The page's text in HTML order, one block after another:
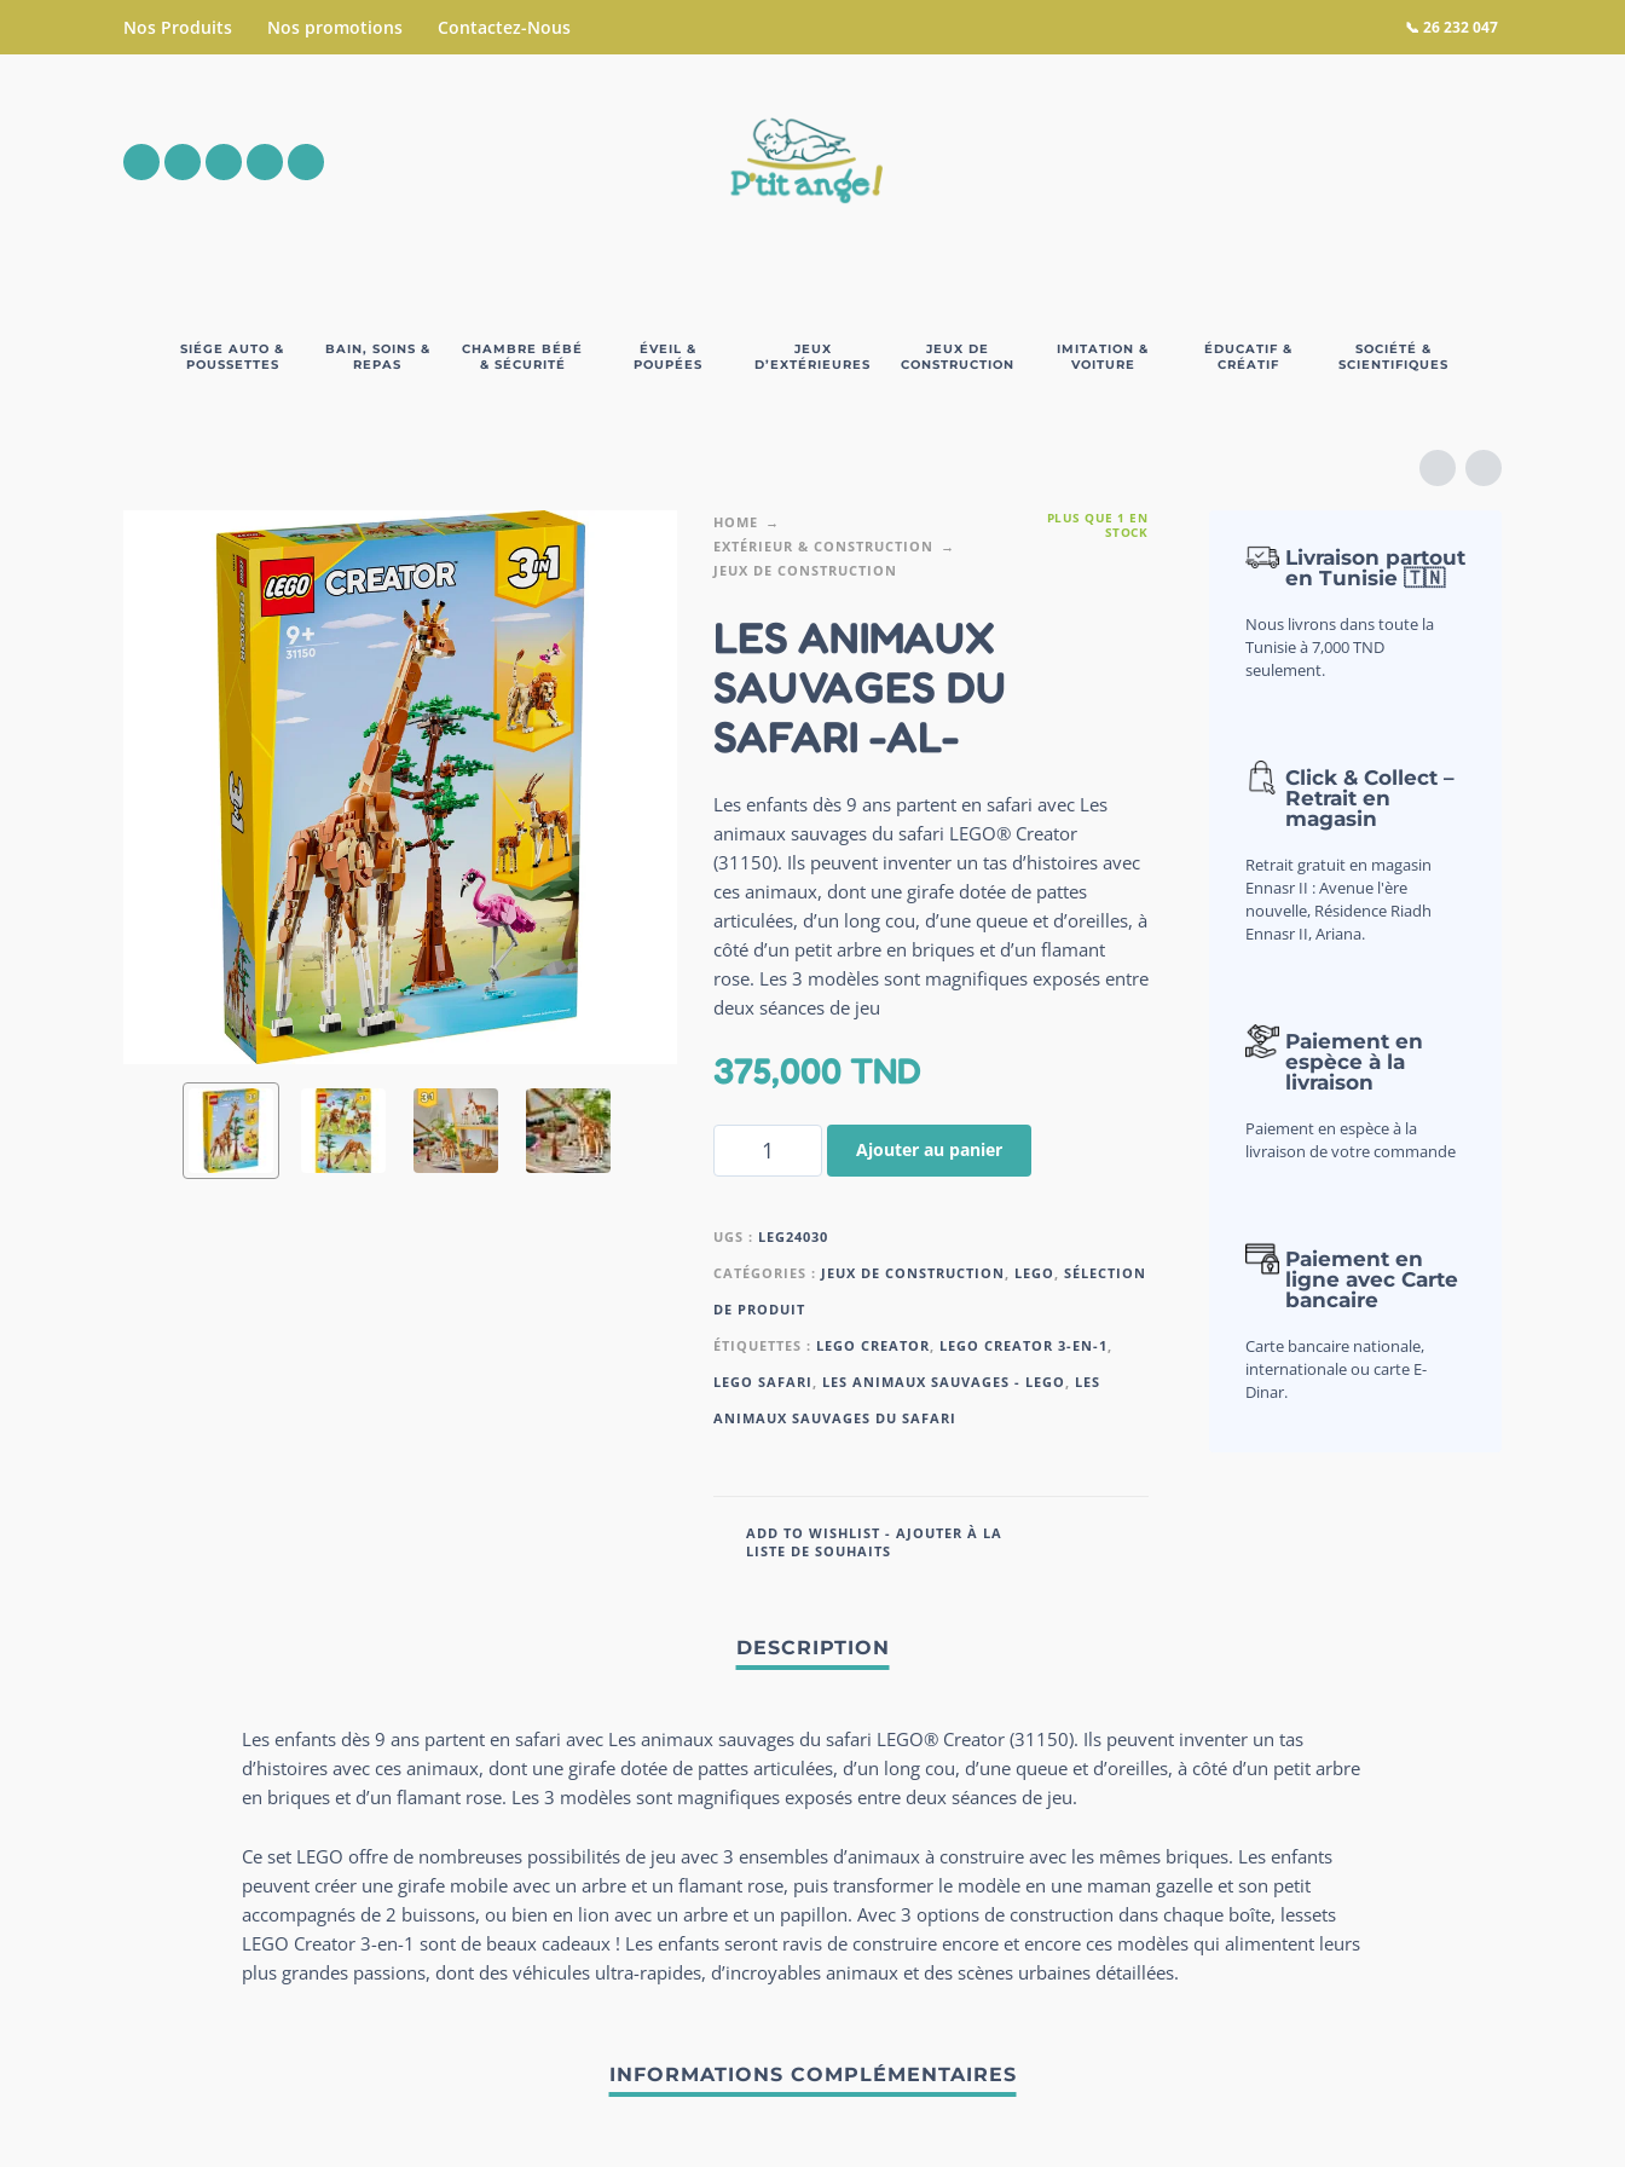
Nos Produits Nos promotions Contactez-Nous 📞 26 232 047
SIÉGE AUTO &
POUSSETTES
BAIN, SOINS &
REPAS
CHAMBRE BÉBÉ
& SÉCURITÉ
ÉVEIL &
POUPÉES
JEUX
D’EXTÉRIEURES
JEUX DE
CONSTRUCTION
IMITATION &
VOITURE
ÉDUCATIF &
CRÉATIF
SOCIÉTÉ &
SCIENTIFIQUES
HOME
EXTÉRIEUR & CONSTRUCTION
JEUX DE CONSTRUCTION
PLUS QUE 1 EN
STOCK
LES ANIMAUX
SAUVAGES DU
SAFARI -AL-
Les enfants dès 9 ans partent en safari avec Les
animaux sauvages du safari LEGO® Creator
(31150). Ils peuvent inventer un tas d’histoires avec
ces animaux, dont une girafe dotée de pattes
articulées, d’un long cou, d’une queue et d’oreilles, à
côté d’un petit arbre en briques et d’un flamant
rose. Les 3 modèles sont magnifiques exposés entre
deux séances de jeu
375,000TND
Ajouter au panier
UGS : LEG24030
CATÉGORIES : JEUX DE CONSTRUCTION , LEGO , SÉLECTION
DE PRODUIT
ÉTIQUETTES : LEGO CREATOR, LEGO CREATOR 3-EN-1 ,
LEGO SAFARI , LES ANIMAUX SAUVAGES - LEGO , LES
ANIMAUX SAUVAGES DU SAFARI
ADD TO WISHLIST - AJOUTER À LA
LISTE DE SOUHAITS
Livraison partout
en Tunisie 🇹🇳
Nous livrons dans toute la
Tunisie à 7,000 TND
seulement.
Click & Collect –
Retrait en
magasin
Retrait gratuit en magasin
Ennasr II : Avenue l'ère
nouvelle, Résidence Riadh
Ennasr II, Ariana.
Paiement en
espèce à la
livraison
Paiement en espèce à la
livraison de votre commande
Paiement en
ligne avec Carte
bancaire
Carte bancaire nationale,
internationale ou carte E-
Dinar.
Les enfants dès 9 ans partent en safari avec Les animaux sauvages du safari LEGO® Creator (31150). Ils peuvent inventer un tas
d’histoires avec ces animaux, dont une girafe dotée de pattes articulées, d’un long cou, d’une queue et d’oreilles, à côté d’un petit arbre
en briques et d’un flamant rose. Les 3 modèles sont magnifiques exposés entre deux séances de jeu.
Ce set LEGO offre de nombreuses possibilités de jeu avec 3 ensembles d’animaux à construire avec les mêmes briques. Les enfants
peuvent créer une girafe mobile avec un arbre et un flamant rose, puis transformer le modèle en une maman gazelle et son petit
accompagnés de 2 buissons, ou bien en lion avec un arbre et un papillon. Avec 3 options de construction dans chaque boîte, lessets
LEGO Creator 3-en-1 sont de beaux cadeaux ! Les enfants seront ravis de construire encore et encore ces modèles qui alimentent leurs
plus grandes passions, dont des véhicules ultra-rapides, d’incroyables animaux et des scènes urbaines détaillées.